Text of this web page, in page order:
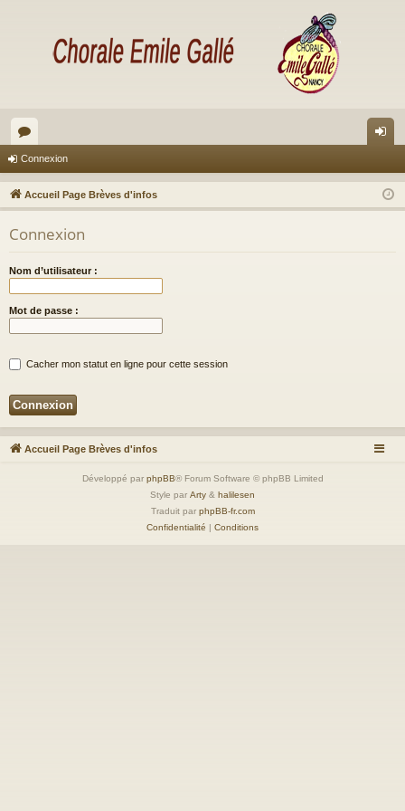
or
u
m
s
ne
xi
Connexion
Accueil Page Brèves d'infos
Connexion
Nom d’utilisateur :
Mot de passe :
Cacher mon statut en ligne pour cette session
Accueil Page Brèves d'infos
Développé par phpBB® Forum Software © phpBB Limited
Style par Arty & halilesen
Traduit par phpBB-fr.com
Confidentialité | Conditions